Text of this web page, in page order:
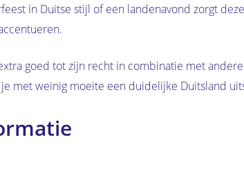
in Duitse stijl of een landenavond zorgt
goed tot zijn recht in combinatie met
met weinig moeite een duidelijke Duitsland